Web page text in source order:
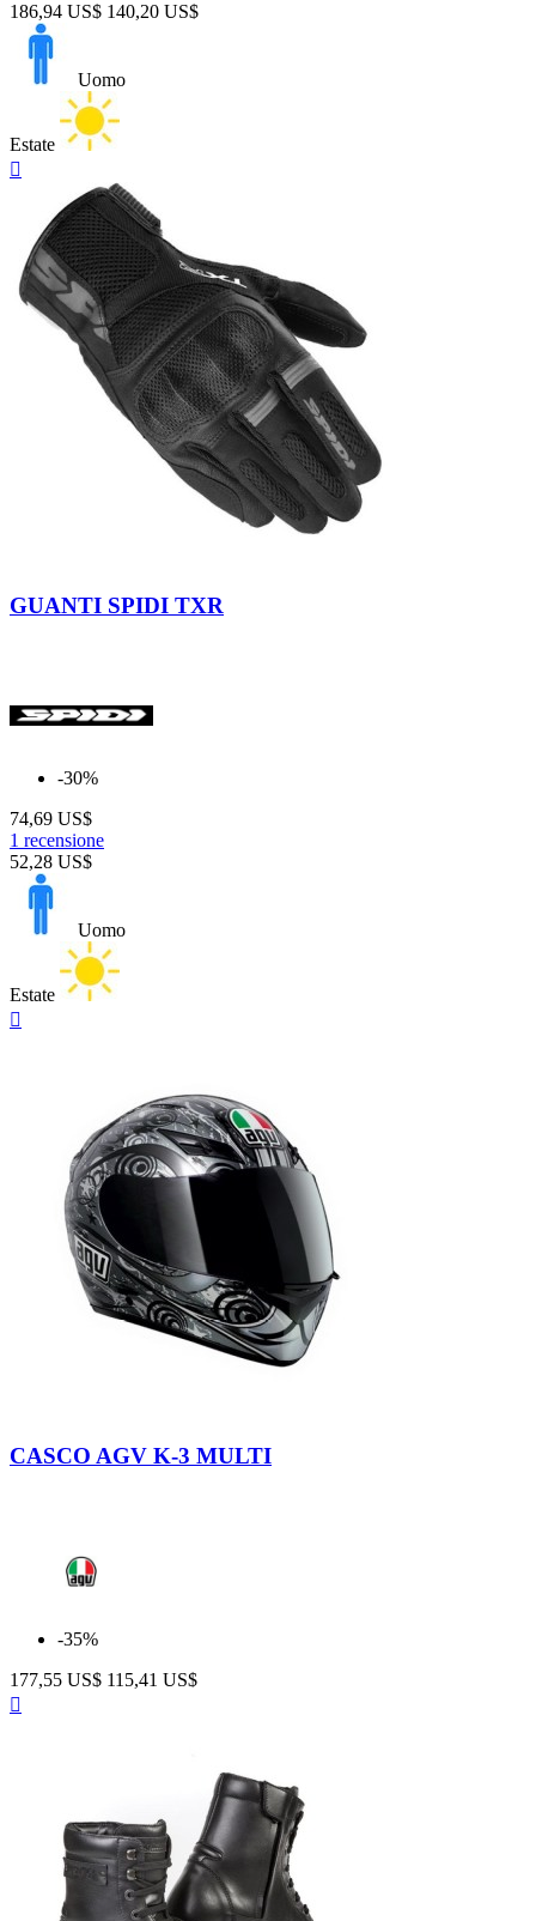
186,94 US$ 140,20 US$
Uomo
Estate

GUANTI SPIDI TXR
-30%
74,69 US$
1 recensione
52,28 US$
Uomo
Estate

Antracite
CASCO AGV K-3 MULTI
-35%
177,55 US$ 115,41 US$
